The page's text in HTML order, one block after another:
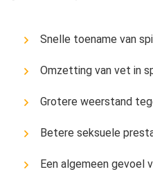
Snelle toename van
Omzetting van vet in
Grotere weerstand
Betere seksuele
Een algemeen gevoel